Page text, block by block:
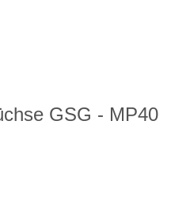
GSG - MP40